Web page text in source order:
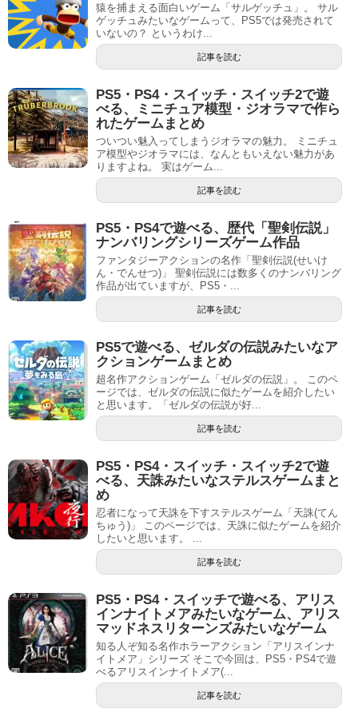
猿を捕まえる面白いゲーム「サルゲッチュ」。 サル
ゲッチュみたいなゲームって、PS5では発売されて
いないの？ というわけ...
記事を読む
PS5・PS4・スイッチ・スイッチ2で遊
べる、ミニチュア模型・ジオラマで作ら
れたゲームまとめ
ついつい魅入ってしまうジオラマの魅力。 ミニチュ
ア模型やジオラマには、なんともいえない魅力があ
りますよね。 実はゲーム...
記事を読む
PS5・PS4で遊べる、歴代「聖剣伝説」
ナンバリングシリーズゲーム作品
ファンタジーアクションの名作「聖剣伝説(せいけ
ん・でんせつ)」 聖剣伝説には数多くのナンバリング
作品が出ていますが、PS5・...
記事を読む
PS5で遊べる、ゼルダの伝説みたいなア
クションゲームまとめ
超名作アクションゲーム「ゼルダの伝説」。 このペ
ージでは、ゼルダの伝説に似たゲームを紹介したい
と思います。「ゼルダの伝説が好...
記事を読む
PS5・PS4・スイッチ・スイッチ2で遊
べる、天誅みたいなステルスゲームまと
め
忍者になって天誅を下すステルスゲーム「天誅(てん
ちゅう)」 このページでは、天誅に似たゲームを紹介
したいと思います。 ...
記事を読む
PS5・PS4・スイッチで遊べる、アリス
インナイトメアみたいなゲーム、アリス
マッドネスリターンズみたいなゲーム
知る人ぞ知る名作ホラーアクション「アリスインナ
イトメア」シリーズ そこで今回は、PS5・PS4で遊
べるアリスインナイトメア(...
記事を読む